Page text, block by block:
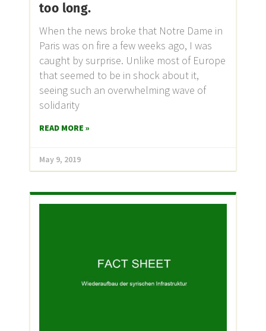
too long.
When the news broke that Notre Dame in
Paris was on fire a few weeks ago, I was
caught by surprise. Unlike most of Europe
that seemed to be in shock about it,
seeing such an overwhelming wave of
solidarity
READ MORE »
May 9, 2019